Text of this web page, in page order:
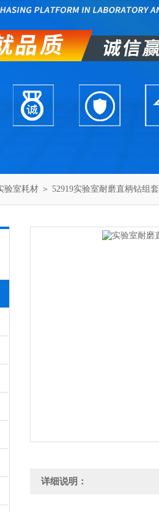
验室耗材 ＞ 52919实验室耐磨直柄钻组套
详细说明：